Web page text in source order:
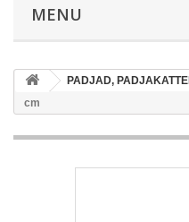
MENU
PADJAD,
cm